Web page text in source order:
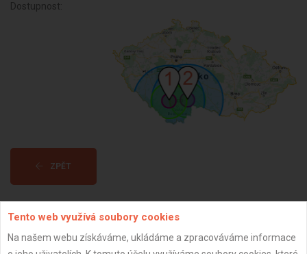
Dostupnost:
ZPĚT
Aktualizováno z portálu ARES dne 29.12.2023 12:00:14
Tento web využívá soubory cookies
Na našem webu získáváme, ukládáme a zpracováváme informace